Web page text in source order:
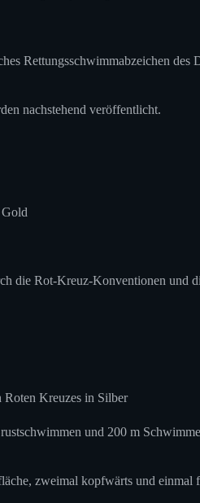
Rettungsschwimmabzeichen
nachstehend veröffentlicht.
die Rot-Kreuz-Konventionen und
Roten Kreuzes in Silber
und 200 m
zweimal kopfwärts und